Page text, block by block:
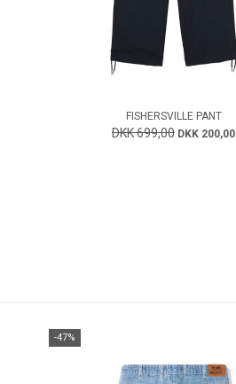
FISHERSVILLE PANT
DKK 699,00 DKK 200,00
-47%